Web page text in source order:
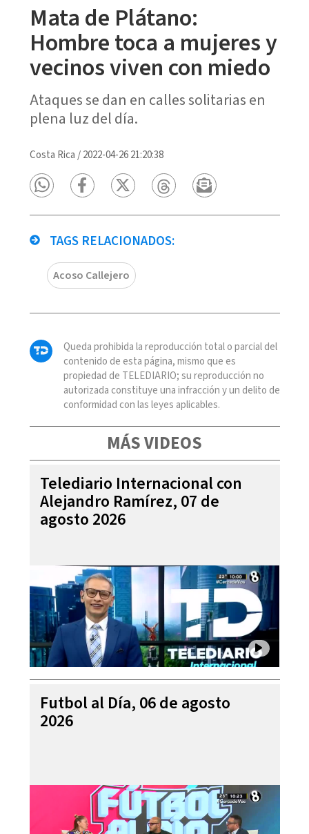
Mata de Plátano:
Hombre toca a mujeres y
vecinos viven con miedo
Ataques se dan en calles solitarias en
plena luz del día.
Costa Rica /2022-04-26 21:20:38
TAGS RELACIONADOS:
Acoso Callejero
Queda prohibida la reproducción total o parcial del
contenido de esta página, mismo que es
propiedad de TELEDIARIO; su reproducción no
autorizada constituye una infracción y un delito de
conformidad con las leyes aplicables.
MÁS VIDEOS
Telediario Internacional con
Alejandro Ramírez, 07 de
agosto 2026
Futbol al Día, 06 de agosto
2026